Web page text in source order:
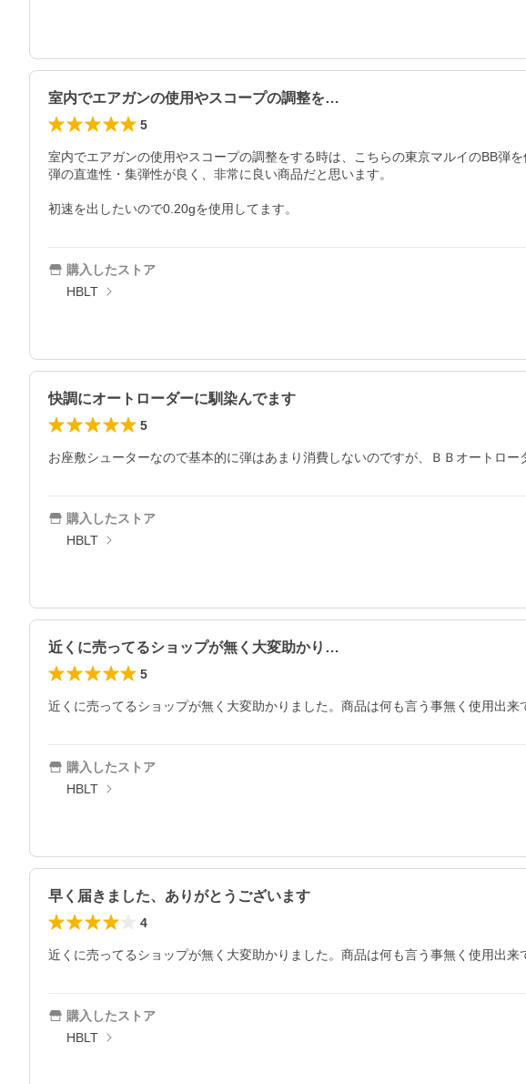
室内でエアガンの使用やスコープの調整を…
5
室内でエアガンの使用やスコープの調整をする時は、こちらの東京マルイのBB弾を
弾の直進性・集弾性が良く、非常に良い商品だと思います。
初速を出したいので0.20gを使用してます。
購入したストア
HBLT
快調にオートローダーに馴染んでます
5
お座敷シューターなので基本的に弾はあまり消費しないのですが、ＢＢオートロ
購入したストア
HBLT
近くに売ってるショップが無く大変助かり…
5
近くに売ってるショップが無く大変助かりました。商品は何も言う事無く使用出来
購入したストア
HBLT
早く届きました、ありがとうございます
4
近くに売ってるショップが無く大変助かりました。商品は何も言う事無く使用出来
購入したストア
HBLT